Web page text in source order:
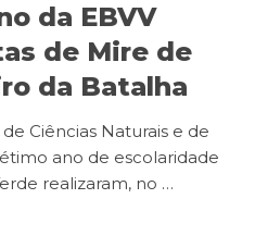
da EBVV
de Mire de
da Batalha
Ciências Naturais e de
ano de escolaridade
realizaram, no …